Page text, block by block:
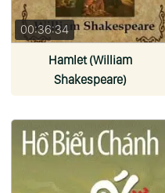
00:36:34
Hamlet (William
Shakespeare)